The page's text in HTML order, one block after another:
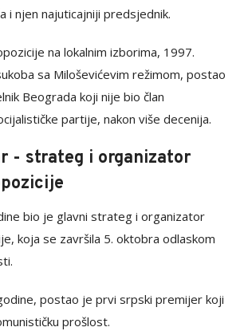
i njen najuticajniji predsjednik.
na lokalnim izborima, 1997.
sa Miloševićevim režimom, postao
Beograda koji nije bio član
partije, nakon više decenija.
- strateg i organizator
bio je glavni strateg i organizator
koja se završila 5. oktobra odlaskom
postao je prvi srpski premijer koji
prošlost.